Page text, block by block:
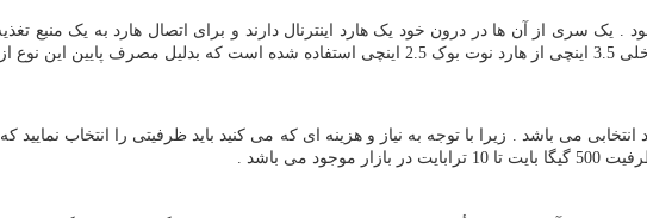
یک سری از آن ها در درون خود یک هارد اینترنال دارند و برای اتصال هارد به یک منبع
می کنند .
می باشد . زیرا با توجه به نیاز و هزینه ای که می کنید باید ظرفیتی را انتخاب
می باشد .